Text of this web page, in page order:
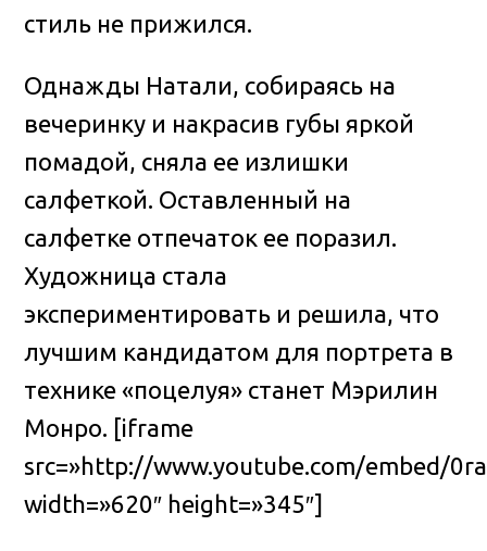
стиль не прижился.
Однажды Натали, собираясь на
вечеринку и накрасив губы яркой
помадой, сняла ее излишки
салфеткой. Оставленный на
салфетке отпечаток ее поразил.
Художница стала
экспериментировать и решила, что
лучшим кандидатом для портрета в
технике «поцелуя» станет Мэрилин
Монро. [iframe
src=»http://www.youtube.com/embed/
width=»620″ height=»345″]